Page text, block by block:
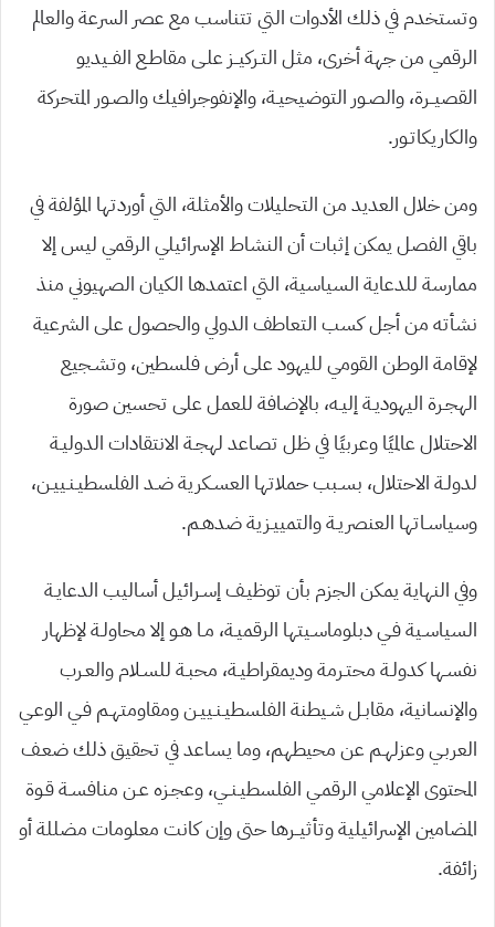
وتستخدم في ذلك الأدوات التي تتناسب مع عصر السرعة والعالم
الرقمي من جهة أخرى، مثل التـركيــز علـى مقاطـع الفــيديو
القصيــرة، والصـور التوضيحيـة، والإنفوجرافيك والصـور المتحركة
والكاريكاتـور.
ومن خلال العديد من التحليلات والأمثلة، التي أوردتها المؤلفة في
باقي الفصل يمكن إثبات أن النشاط الإسرائيلي الرقمي ليس إلا
ممارسة للدعاية السياسية، التي اعتمدها الكيان الصهيوني منذ
نشأته من أجل كسب التعاطف الدولي والحصول على الشرعية
لإقامة الوطن القومي لليهود على أرض فلسطين، وتشـجيع
الهجـرة اليهوديـة إليـه، بالإضافة للعمل على تحسين صورة
الاحتلال عالميًا وعربيًا في ظل تصاعد لهجـة الانتقادات الدوليـة
لدولـة الاحتلال، بسـبب حملاتها العسـكرية ضـد الفلسطيـنـييـن،
وسياسـاتها العنصريـة والتمييـزية ضدهـم.
وفي النهاية يمكن الجزم بأن توظيـف إسـرائيل أساليب الدعايـة
السياسـية فـي دبلوماسـيتها الرقميـة، مـا هـو إلا محاولـة لإظهار
نفسـها كدولـة محتـرمة وديمقراطيـة، محبـة للسـلام والعـرب
والإنسانية، مقابـل شـيطنة الفلسطيـنـييـن ومقاومتهـم فـي الوعـي
العربـي وعزلهـم عن محيطهم، وما يساعد في تحقيق ذلك ضعـف
المحتوى الإعلامي الرقمـي الفلسطيـنــي، وعجـزه عـن منافسـة قـوة
المضامين الإسرائيلية وتأثيــرها حتى وإن كانت معلومات مضللة أو
زائفة.